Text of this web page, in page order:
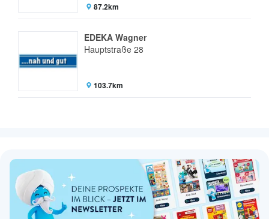
87.2km
EDEKA Wagner
Hauptstraße 28
103.7km